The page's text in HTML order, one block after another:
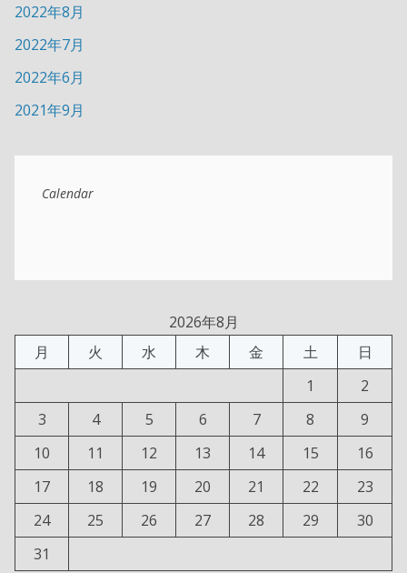
2022年8月
2022年7月
2022年6月
2021年9月
Calendar
2026年8月
月
火 水 木 金 土
日
1
2
3
4 5 6 7 8
9
10
11 12 13 14 15
16
17
18 19 20 21 22
23
24
25 26 27 28 29
30
31